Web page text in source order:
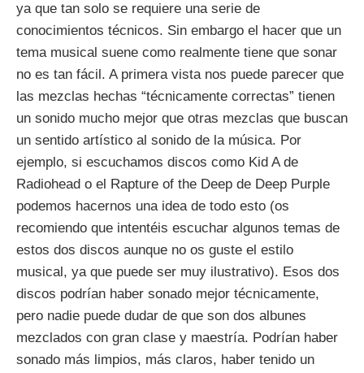
ya que tan solo se requiere una serie de
conocimientos técnicos. Sin embargo el hacer que un
tema musical suene como realmente tiene que sonar
no es tan fácil. A primera vista nos puede parecer que
las mezclas hechas “técnicamente correctas” tienen
un sonido mucho mejor que otras mezclas que buscan
un sentido artístico al sonido de la música. Por
ejemplo, si escuchamos discos como Kid A de
Radiohead o el Rapture of the Deep de Deep Purple
podemos hacernos una idea de todo esto (os
recomiendo que intentéis escuchar algunos temas de
estos dos discos aunque no os guste el estilo
musical, ya que puede ser muy ilustrativo). Esos dos
discos podrían haber sonado mejor técnicamente,
pero nadie puede dudar de que son dos albunes
mezclados con gran clase y maestría. Podrían haber
sonado más limpios, más claros, haber tenido un